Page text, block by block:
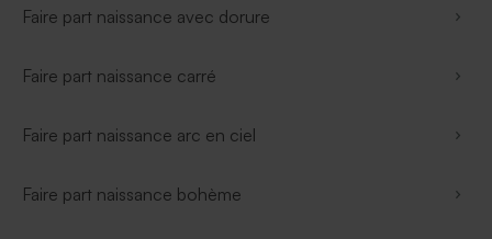
Faire part naissance avec dorure
Faire part naissance carré
Faire part naissance arc en ciel
Faire part naissance bohème